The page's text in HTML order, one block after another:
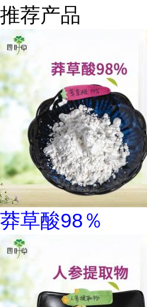
推荐产品
莽草酸98％